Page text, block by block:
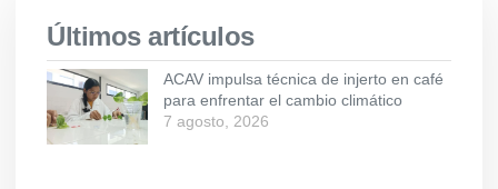
Últimos artículos
ACAV impulsa técnica de injerto en café
para enfrentar el cambio climático
7 agosto, 2026